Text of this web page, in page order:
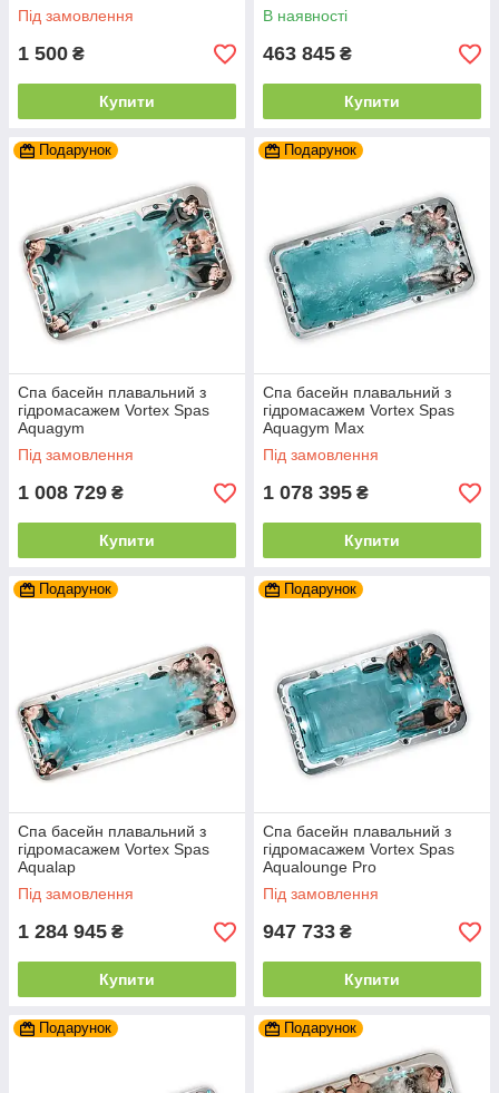
Під замовлення
1 500 ₴
Купити
В наявності
463 845 ₴
Купити
Подарунок
Спа басейн плавальний з
гідромасажем Vortex Spas
Aquagym
Під замовлення
1 008 729 ₴
Купити
Подарунок
Спа басейн плавальний з
гідромасажем Vortex Spas
Aquagym Max
Під замовлення
1 078 395 ₴
Купити
Подарунок
Спа басейн плавальний з
гідромасажем Vortex Spas
Aqualap
Під замовлення
1 284 945 ₴
Купити
Подарунок
Спа басейн плавальний з
гідромасажем Vortex Spas
Aqualounge Pro
Під замовлення
947 733 ₴
Купити
Подарунок Подарунок